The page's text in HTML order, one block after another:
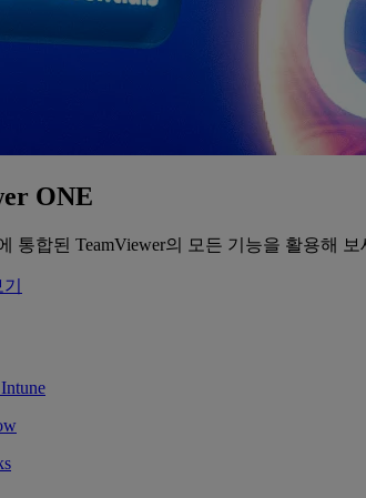
ONE
통합된 TeamViewer의 모든 기능을 활용해 보